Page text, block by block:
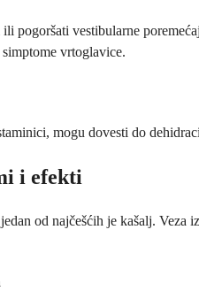
pogoršati vestibularne
vrtoglavice.
mogu dovesti do
i efekti
od najčešćih je kašalj.